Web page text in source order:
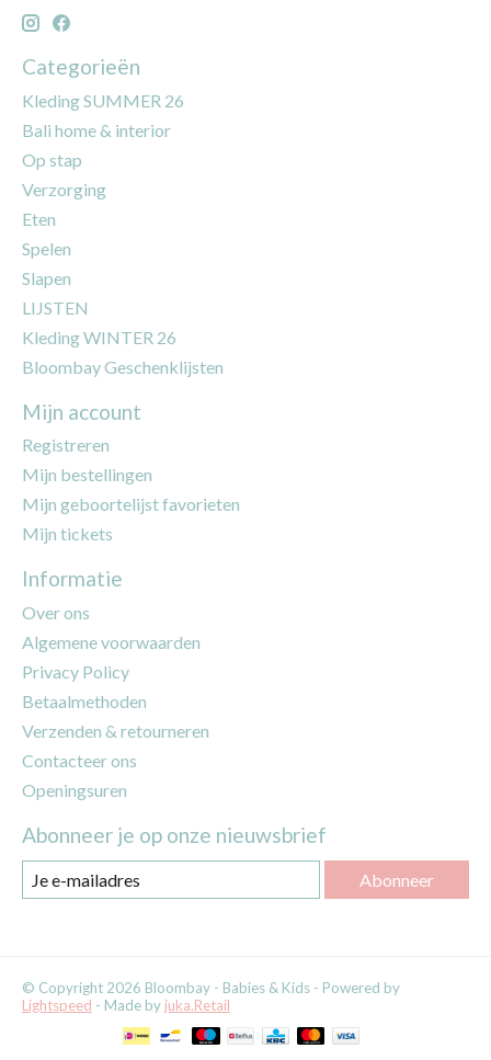
Categorieën
Kleding SUMMER 26
Bali home & interior
Op stap
Verzorging
Eten
Spelen
Slapen
LIJSTEN
Kleding WINTER 26
Bloombay Geschenklijsten
Mijn account
Registreren
Mijn bestellingen
Mijn geboortelijst favorieten
Mijn tickets
Informatie
Over ons
Algemene voorwaarden
Privacy Policy
Betaalmethoden
Verzenden & retourneren
Contacteer ons
Openingsuren
Abonneer je op onze nieuwsbrief
Abonneer
© Copyright 2026 Bloombay - Babies & Kids - Powered by
Lightspeed - Made by juka.Retail